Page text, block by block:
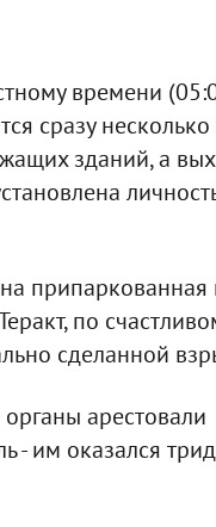
времени
сразу несколько
зданий, а
по
сделанной
арестовали
- им оказался